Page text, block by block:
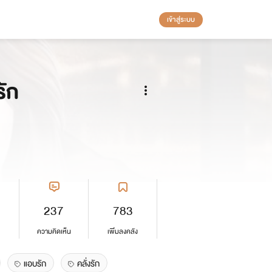
เข้าสู่ระบบ
237
ความคิดเห็น
783
เพิ่มลงคลัง
แอบรัก
คลั่งรัก